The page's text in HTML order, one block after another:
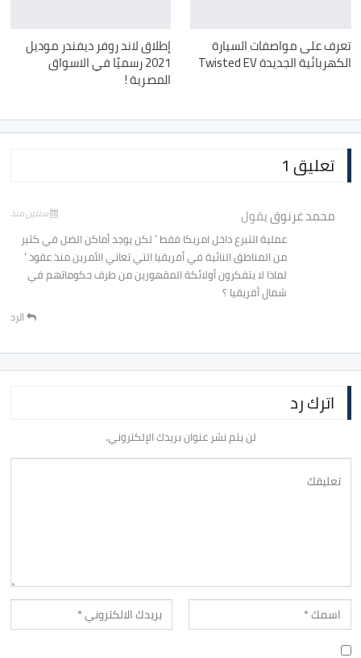
تعرف على مواصفات السيارة
الكهربائية الجديدة Twisted EV
إطلاق لاند روفر ديفندر موديل
2021 رسميًا في الاسواق
المصرية !
تعليق 1
محمد غرنوقيقول سنتين منذ
عملية التبرع داخل امريكا فقط ‘ لكن يوجد أماكن الضل في كثير
من المناطق النائية في أفريقيا التي تعاني الأمرين منذ عقود ‘
لماذا لا يتفكرون أولائكة المقهورين من طرف حكوماتهم في
شمال أفريقيا ؟
الرد
اترك رد
لن يتم نشر عنوان بريدك الإلكتروني.